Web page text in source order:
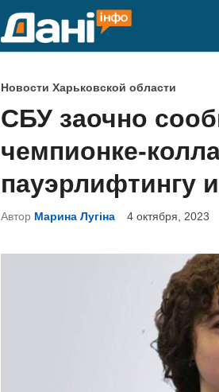
О
п
у
б
л
и
к
Новости Харьковской области
СБУ заочно
чемпионке-
пауэрлифтингу
Автор Марина Лугіна 4 октября, 2023